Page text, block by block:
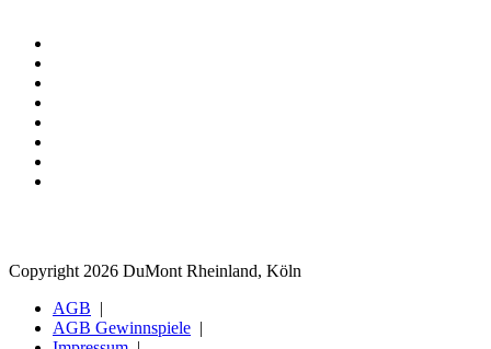
Copyright 2026 DuMont Rheinland, Köln
AGB
AGB Gewinnspiele